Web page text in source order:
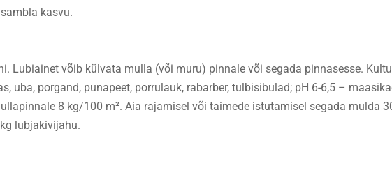
kasvu.
Lubiainet võib külvata mulla (või muru) pinnale või segada pinnasesse.
uba, porgand, punapeet, porrulauk, rabarber, tulbisibulad; pH 6-6,5 –
8 kg/100 m². Aia rajamisel või taimede istutamisel segada mulda
lubjakivijahu.